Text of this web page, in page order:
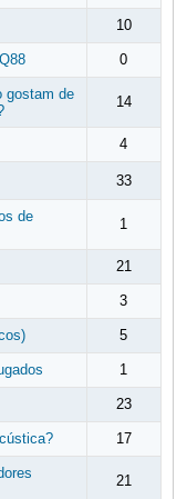
10
0
gostam de
14
4
33
de
1
21
3
5
1
23
17
21